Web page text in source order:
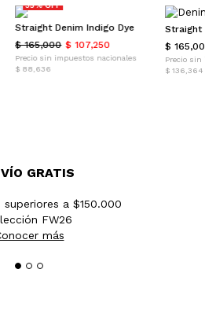
35% OFF
Straight Denim Indigo Dye
$ 165,000 $ 107,250
Precio sin impuestos nacionales
$ 88,636
Straight
$
Precio sin
$ 136,364
GRATIS
superiores a $150.000
FW26
más